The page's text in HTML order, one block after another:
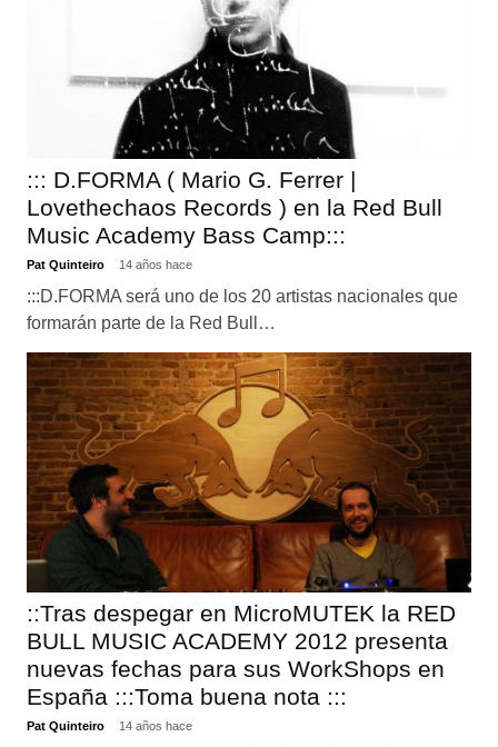
::: D.FORMA ( Mario G. Ferrer |
Lovethechaos Records ) en la Red Bull
Music Academy Bass Camp:::
Pat Quinteiro 14 años hace
:::D.FORMA será uno de los 20 artistas nacionales que
formarán parte de la Red Bull…
::Tras despegar en MicroMUTEK la RED
BULL MUSIC ACADEMY 2012 presenta
nuevas fechas para sus WorkShops en
España :::Toma buena nota :::
Pat Quinteiro 14 años hace